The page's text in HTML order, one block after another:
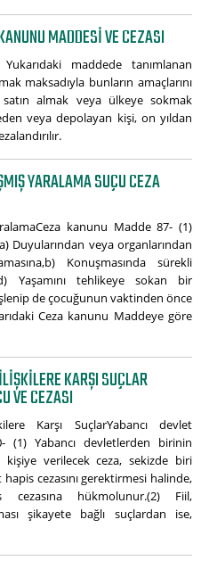
MADDESI VE CEZASI
maddede tanımlanan
maksadıyla bunların amaçlarını
almak veya ülkeye sokmak
veya depolayan kişi, on yıldan
YARALAMA SUÇU CEZA
kanunu Madde 87- (1)
Duyularından veya organlarından
Konuşmasında sürekli
Yaşamını tehlikeye sokan bir
de çocuğunun vaktinden önce
Ceza kanunu Maddeye göre
KARŞI SUÇLAR
VE CEZASI
Karşı SuçlarYabancı devlet
(1) Yabancı devletlerden birinin
kişiye verilecek ceza, sekizde biri
cezasını gerektirmesi halinde,
cezasına hükmolunur.(2) Fiil,
şikayete bağlı suçlardan ise,